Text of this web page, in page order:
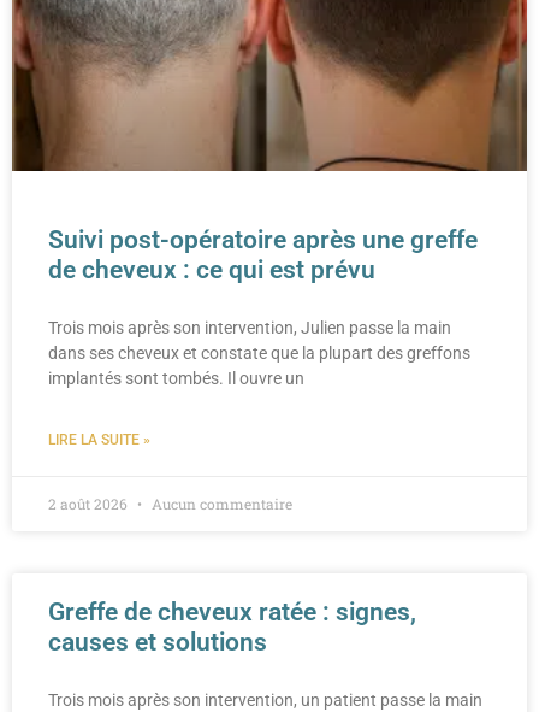
Suivi post-opératoire après une greffe
de cheveux : ce qui est prévu
Trois mois après son intervention, Julien passe la main
dans ses cheveux et constate que la plupart des greffons
implantés sont tombés. Il ouvre un
LIRE LA SUITE »
2 août 2026 Aucun commentaire
Greffe de cheveux ratée : signes,
causes et solutions
Trois mois après son intervention, un patient passe la main